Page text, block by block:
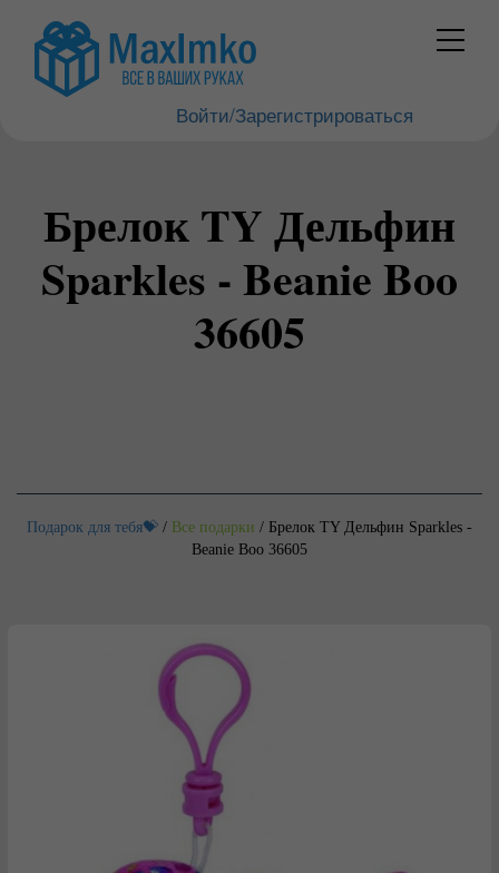
Войти/Зарегистрироваться
Брелок TY Дельфин
Sparkles - Beanie Boo
36605
Подарок для тебя💝 / Все подарки / Брелок TY Дельфин Sparkles -
Beanie Boo 36605